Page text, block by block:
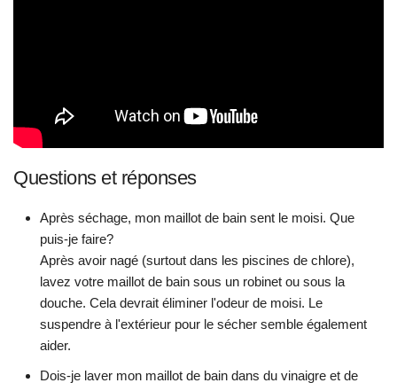
Questions et réponses
Après séchage, mon maillot de bain sent le moisi. Que
puis-je faire?
Après avoir nagé (surtout dans les piscines de chlore),
lavez votre maillot de bain sous un robinet ou sous la
douche. Cela devrait éliminer l'odeur de moisi. Le
suspendre à l'extérieur pour le sécher semble également
aider.
Dois-je laver mon maillot de bain dans du vinaigre et de